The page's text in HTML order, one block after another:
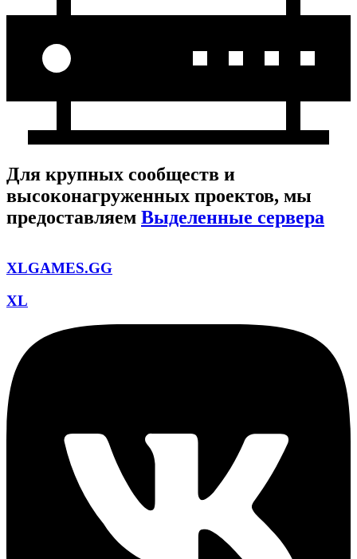
Для крупных сообществ и
высоконагруженных проектов, мы
предоставляем Выделенные сервера
XLGAMES.GG
XL